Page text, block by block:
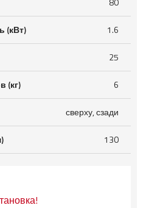
(кВт) 1.6
25
(кг) 6
сверху, сзади
130